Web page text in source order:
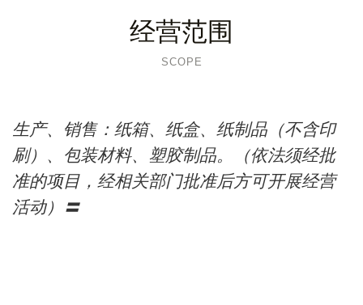
经营范围
SCOPE
生产、销售：纸箱、纸盒、纸制品（不含印
刷）、包装材料、塑胶制品。（依法须经批
准的项目，经相关部门批准后方可开展经营
活动）〓